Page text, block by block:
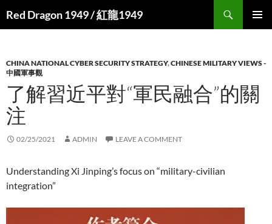
Red Dragon 1949 / 紅龍1949
CHINA NATIONAL CYBER SECURITY STRATEGY,CHINESE MILITARY VIEWS -
中國軍事觀
了解習近平對“軍民融合”的關
注
02/25/2021 ADMIN LEAVE A COMMENT
Understanding Xi Jinping’s focus on “military-civilian
integration”